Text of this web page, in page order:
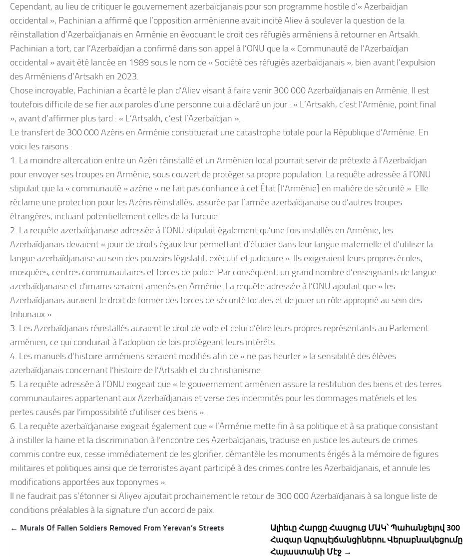
Cependant, au lieu de critiquer le gouvernement azerbaïdjanais pour son programme hostile d’« Azerbaïdjan
occidental », Pachinian a affirmé que l’opposition arménienne avait incité Aliev à soulever la question de la
réinstallation d’Azerbaïdjanais en Arménie en évoquant le droit des réfugiés arméniens à retourner en Artsakh.
Pachinian a tort, car l’Azerbaïdjan a confirmé dans son appel à l’ONU que la « Communauté de l’Azerbaïdjan
occidental » avait été lancée en 1989 sous le nom de « Société des réfugiés azerbaïdjanais », bien avant l’expulsion
des Arméniens d’Artsakh en 2023.
Chose incroyable, Pachinian a écarté le plan d’Aliev visant à faire venir 300 000 Azerbaïdjanais en Arménie. Il est
toutefois difficile de se fier aux paroles d’une personne qui a déclaré un jour : « L’Artsakh, c’est l’Arménie, point final
», avant d’affirmer plus tard : « L’Artsakh, c’est l’Azerbaïdjan ».
Le transfert de 300 000 Azéris en Arménie constituerait une catastrophe totale pour la République d’Arménie. En
voici les raisons :
1. La moindre altercation entre un Azéri réinstallé et un Arménien local pourrait servir de prétexte à l’Azerbaïdjan
pour envoyer ses troupes en Arménie, sous couvert de protéger sa propre population. La requête adressée à l’ONU
stipulait que la « communauté » azérie « ne fait pas confiance à cet État [l’Arménie] en matière de sécurité ». Elle
réclame une protection pour les Azéris réinstallés, assurée par l’armée azerbaïdjanaise ou d’autres troupes
étrangères, incluant potentiellement celles de la Turquie.
2. La requête azerbaïdjanaise adressée à l’ONU stipulait également qu’une fois installés en Arménie, les
Azerbaïdjanais devaient « jouir de droits égaux leur permettant d’étudier dans leur langue maternelle et d’utiliser la
langue azerbaïdjanaise au sein des pouvoirs législatif, exécutif et judiciaire ». Ils exigeraient leurs propres écoles,
mosquées, centres communautaires et forces de police. Par conséquent, un grand nombre d’enseignants de langue
azerbaïdjanaise et d’imams seraient amenés en Arménie. La requête adressée à l’ONU ajoutait que « les
Azerbaïdjanais auraient le droit de former des forces de sécurité locales et de jouer un rôle approprié au sein des
tribunaux ».
3. Les Azerbaïdjanais réinstallés auraient le droit de vote et celui d’élire leurs propres représentants au Parlement
arménien, ce qui conduirait à l’adoption de lois protégeant leurs intérêts.
4. Les manuels d’histoire arméniens seraient modifiés afin de « ne pas heurter » la sensibilité des élèves
azerbaïdjanais concernant l’histoire de l’Artsakh et du christianisme.
5. La requête adressée à l’ONU exigeait que « le gouvernement arménien assure la restitution des biens et des terres
communautaires appartenant aux Azerbaïdjanais et verse des indemnités pour les dommages matériels et les
pertes causés par l’impossibilité d’utiliser ces biens ».
6. La requête azerbaïdjanaise exigeait également que « l’Arménie mette fin à sa politique et à sa pratique consistant
à instiller la haine et la discrimination à l’encontre des Azerbaïdjanais, traduise en justice les auteurs de crimes
commis contre eux, cesse immédiatement de les glorifier, démantèle les monuments érigés à la mémoire de figures
militaires et politiques ainsi que de terroristes ayant participé à des crimes contre les Azerbaïdjanais, et annule les
modifications apportées aux toponymes ».
Il ne faudrait pas s’étonner si Aliyev ajoutait prochainement le retour de 300 000 Azerbaïdjanais à sa longue liste de
conditions préalables à la signature d’un accord de paix.
Post
← Murals Of Fallen Soldiers Removed From Yerevan’s Streets
Ալիեւը Հարցը Հասցուց ՄԱԿ՝ Պահանջելով 300
Հազար Ազրպէյճանցիներու Վերաբնակեցումը
Հայաստանի Մէջ →